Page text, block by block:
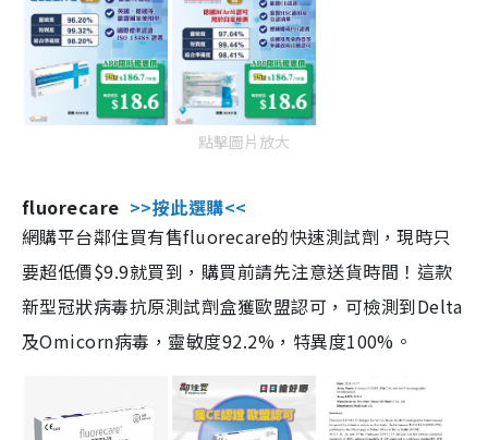
點擊圖片放大
fluorecare >>按此選購<<
網購平台鄰住買有售fluorecare的快速測試劑，現時只
要超低價$9.9就買到，購買前請先注意送貨時間！這款
新型冠狀病毒抗原測試劑盒獲歐盟認可，可檢測到Delta
及Omicorn病毒，靈敏度92.2%，特異度100%。